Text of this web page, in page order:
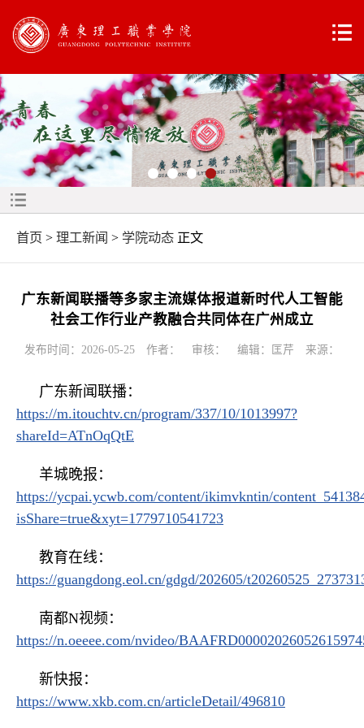
首页 > 理工新闻 > 学院动态 正文
广东新闻联播等多家主流媒体报道新时代人工智能
社会工作行业产教融合共同体在广州成立
发布时间：2026-05-25 作者： 审核： 编辑：匡芹 来源：
广东新闻联播：
https://m.itouchtv.cn/program/337/10/1013997?
shareId=ATnOqQtE
羊城晚报：
https://ycpai.ycwb.com/content/ikimvkntin/
isShare=true&xyt=1779710541723
教育在线：
https://guangdong.eol.cn/gdgd/202605/
南都N视频：
https://n.oeeee.com/nvideo/
新快报：
https://www.xkb.com.cn/articleDetail/496810